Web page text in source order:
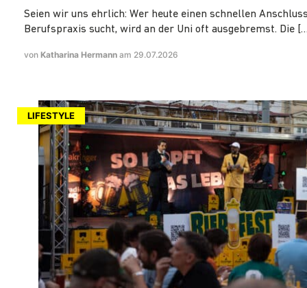
Seien wir uns ehrlich: Wer heute einen schnellen
Berufspraxis sucht, wird an der Uni oft ausgebremst. Die
von Katharina Hermann am 29.07.2026
LIFESTYLE